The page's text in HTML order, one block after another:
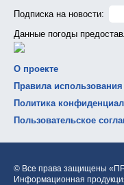
Подписка на новости:
Данные погоды
О проекте
Правила
Политика
Пользовательское
© Все права защищены
Информационная